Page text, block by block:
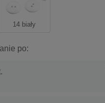
14 biały
po: